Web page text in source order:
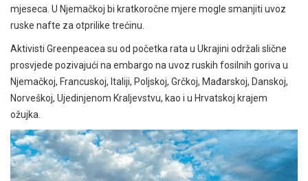
mjeseca. U Njemačkoj bi kratkoročne mjere mogle smanjiti uvoz
ruske nafte za otprilike trećinu.
Aktivisti Greenpeacea su od početka rata u Ukrajini održali slične
prosvjede pozivajući na embargo na uvoz ruskih fosilnih goriva u
Njemačkoj, Francuskoj, Italiji, Poljskoj, Grčkoj, Mađarskoj, Danskoj,
Norveškoj, Ujedinjenom Kraljevstvu, kao i u Hrvatskoj krajem
ožujka.